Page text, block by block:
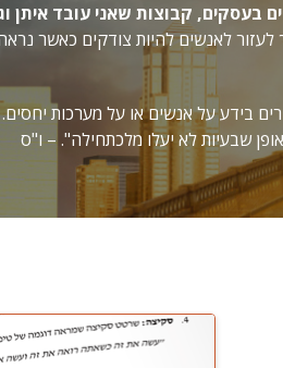
בעסקים, קבוצות שאני עובד איתן
לעזור לאנשים להיות צודקים כאשר
בידע על אנשים או על מערכות יחסים.
שבעיות לא יעלו מלכתחילה". – ו"ס